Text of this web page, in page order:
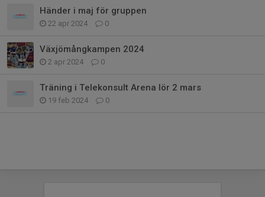
Händer i maj för gruppen
22 apr 2024 0
Växjömångkampen 2024
2 apr 2024 0
Träning i Telekonsult Arena lör 2 mars
19 feb 2024 0